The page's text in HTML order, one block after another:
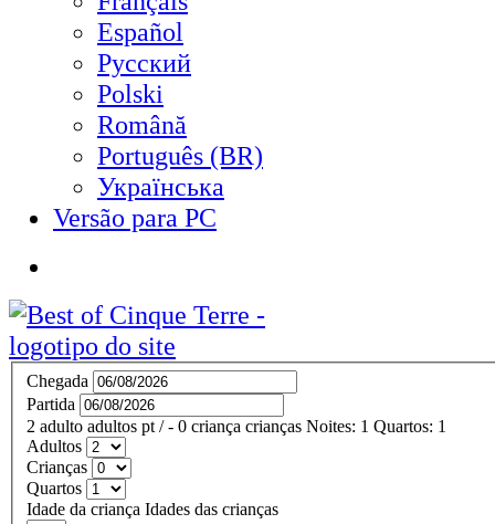
Español
Русский
Polski
Română
Português (BR)
Українська
Versão para PC
Chegada
Partida
2 adulto adultos pt / - 0 criança crianças Noites: 1 Quartos: 1
Adultos
Crianças
Quartos
Idade da criança Idades das crianças